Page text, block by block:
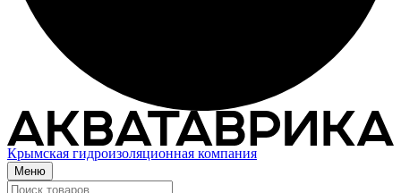
Крымская гидроизоляционная компания
Меню